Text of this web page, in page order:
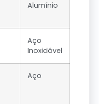
Alumínio
Aço
Inoxidável
Aço